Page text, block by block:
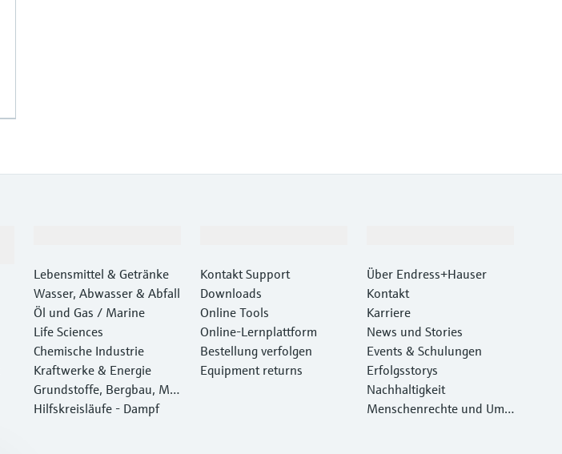
Lebensmittel & Getränke
Wasser, Abwasser & Abfall
Öl und Gas / Marine
Life Sciences
Chemische Industrie
Kraftwerke & Energie
Grundstoffe, Bergbau, Met
alle
Hilfskreisläufe - Dampf
Kontakt Support
Downloads
Online Tools
Online-Lernplattform
Bestellung verfolgen
Equipment returns
Über Endress+Hauser
Kontakt
Karriere
News und Stories
Events & Schulungen
Erfolgsstorys
Nachhaltigkeit
Menschenrechte und Umw